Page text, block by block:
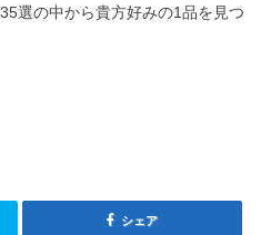
選の中から貴方好みの1品を見つ
シェア